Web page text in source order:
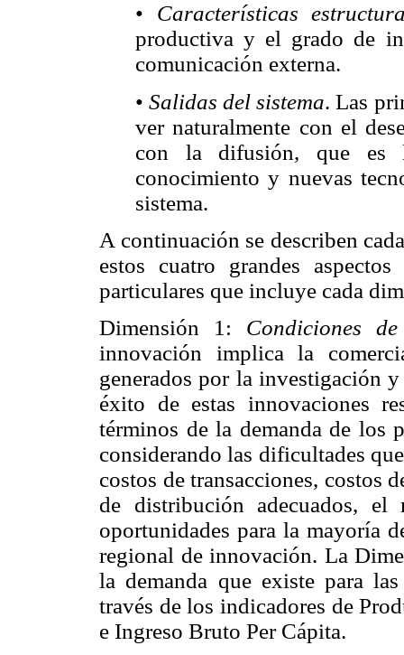
• Características
productiva y el grado de
comunicación externa.
•Salidas del sistema. Las
ver naturalmente con el
con la difusión, que es
conocimiento y nuevas
sistema.
A continuación se describen
estos cuatro grandes
particulares que incluye cada
Dimensión 1: Condiciones
innovación implica la
generados por la investigación
éxito de estas innovaciones
términos de la demanda de los
considerando las dificultades
costos de transacciones, costos
de distribución adecuados, el
oportunidades para la mayoría
regional de innovación. La
la demanda que existe para
través de los indicadores de
e Ingreso Bruto Per Cápita.